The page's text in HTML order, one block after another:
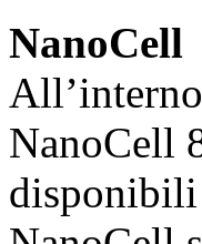
NanoCell
NanoCell